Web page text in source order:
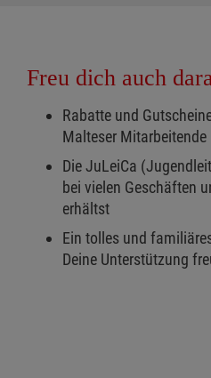
Freu dich auch
Rabatte und
Malteser Mitarbeitende
Die JuLeiCa
bei vielen Geschäften
erhältst
Ein tolles und
Deine Unterstützung